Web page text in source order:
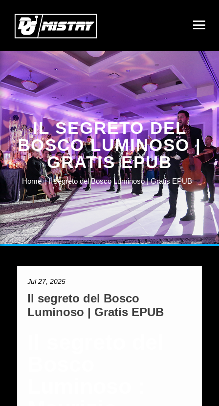
IL SEGRETO DEL
BOSCO LUMINOSO |
GRATIS EPUB
Home Il segreto del Bosco Luminoso | Gratis EPUB
Jul 27, 2025
Il segreto del Bosco
Luminoso | Gratis EPUB